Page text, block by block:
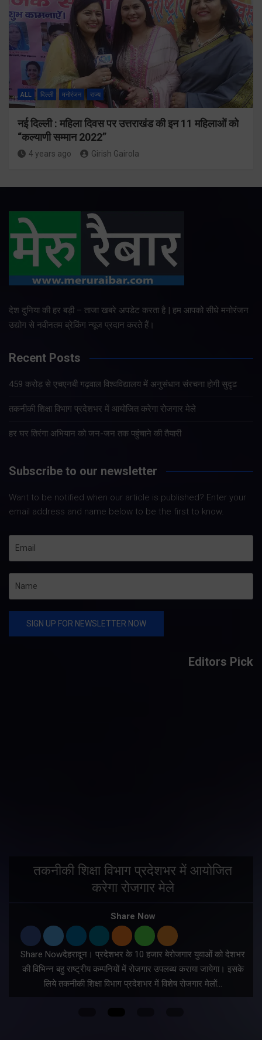
ALL दिल्ली मनोरंजन राज्य
नई दिल्ली : महिला दिवस पर उत्तराखंड की इन 11 महिलाओं को
“कल्याणी सम्मान 2022”
4 years ago Girish Gairola
देश दुनिया की हर बड़ी – ताजा खबरे अपडेट करता है | हम आपको सीधे मनोरंजन
उद्योग से नवीनतम ब्रेकिंग न्यूज प्रदान करते हैं।
Recent Posts
459 करोड़ से एचएनबी गढ़वाल विश्वविद्यालय में अनुसंधान संरचना होगी सुदृढ
तकनीकी शिक्षा विभाग प्रदेशभर में आयोजित करेगा रोजगार मेले
हर घर तिरंगा अभियान को जन-जन तक पहुंचाने की तैयारी
Subscribe to our newsletter
Want to be notified when our article is published? Enter your
email address and name below to be the first to know.
Editors Pick
तकनीकी शिक्षा विभाग प्रदेशभर में आयोजित
करेगा रोजगार मेले
Share Now
Share Nowदेहरादून। प्रदेशभर के 10 हजार बेरोजगार युवाओं को देशभर
की विभिन्न बहु राष्ट्रीय कम्पनियों में रोजगार उपलब्ध कराया जायेगा। इसके
लिये तकनीकी शिक्षा विभाग प्रदेशभर में विशेष रोजगार मेलों…